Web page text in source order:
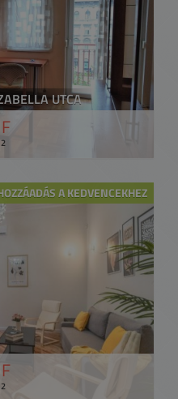
UTCA
2
A KEDVENCEKHEZ
2